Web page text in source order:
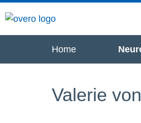
Home
Valerie